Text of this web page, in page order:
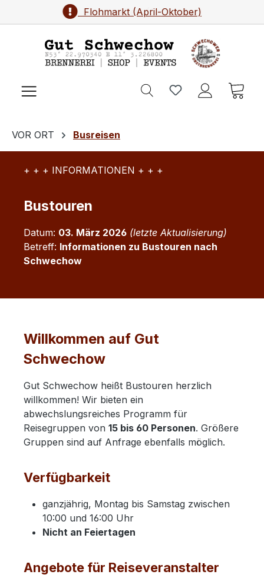
Zum Hauptinhalt springenFlohmarkt (April-Oktober)
Brennereifest (September)
VOR ORT Busreisen
+ + + INFORMATIONEN + + +
Bustouren
Datum: 03. März 2026 (letzte Aktualisierung)
Betreff: Informationen zu Bustouren nach
Schwechow
Willkommen auf Gut
Schwechow
Gut Schwechow heißt Bustouren herzlich
willkommen! Wir bieten ein
abwechslungsreiches Programm für
Reisegruppen von 15 bis 60 Personen. Größere
Gruppen sind auf Anfrage ebenfalls möglich.
Verfügbarkeit
ganzjährig, Montag bis Samstag zwischen
10:00 und 16:00 Uhr
Nicht an Feiertagen
Angebote für Reiseveranstalter